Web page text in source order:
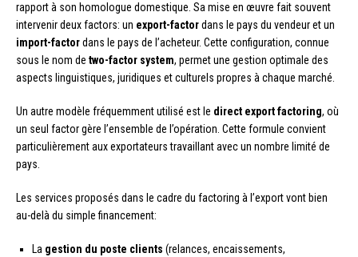
rapport à son homologue domestique. Sa mise en œuvre fait souvent
intervenir deux factors: un export-factordans le pays du vendeur et un
import-factordans le pays de l’acheteur. Cette configuration, connue
sous le nom de two-factor system, permet une gestion optimale des
aspects linguistiques, juridiques et culturels propres à chaque marché.
Un autre modèle fréquemment utilisé est le direct export factoring, où
un seul factor gère l’ensemble de l’opération. Cette formule convient
particulièrement aux exportateurs travaillant avec un nombre limité de
pays.
Les services proposés dans le cadre du factoring à l’export vont bien
au-delà du simple financement:
La gestion du poste clients (relances, encaissements,